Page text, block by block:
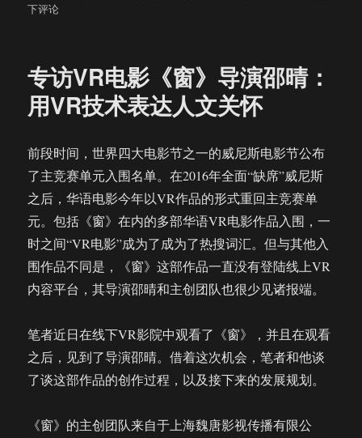
造
平
台
重
新
为
B2B
司
下评论
专访VR电影《窗》导演邵晴：
用VR技术表达人文关怀
前段时间，世界四大电影节之一的威尼斯电影节公布
了主竞赛单元入围名单。在2016年全面“缺席”威尼斯
之后，华语电影今年以VR作品的形式重回主竞赛单
元。包括《窗》在内的多部华语VR电影作品入围，一
时之间“VR电影”成为了成为了热搜词汇。但与其他入
围作品不同是，《窗》这部作品一直没有登陆线上VR
内容平台，其导演邵晴和主创团队也很少见诸报端。
笔者近日在线下VR影院中观看了《窗》，并且在观看
之后，见到了导演邵晴。借着这次机会，笔者和他谈
了谈这部作品的创作过程，以及接下来的发展规划。
《窗》的主创团队来自于上海魏唐影视传播有限公